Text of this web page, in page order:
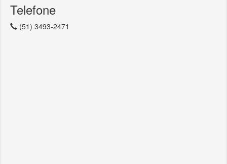
Telefone
(51) 3493-2471